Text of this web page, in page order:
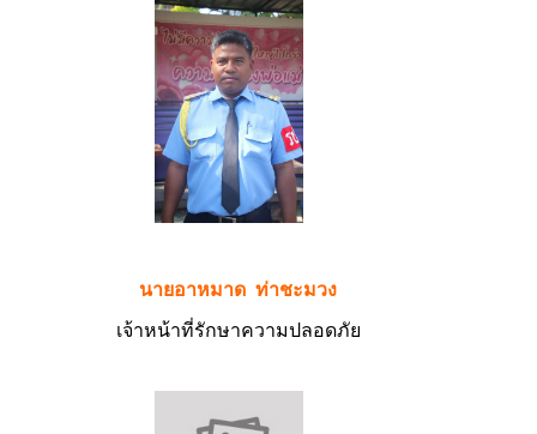
นายอาหมาด ท่าชะมวง
เจ้าหน้าที่รักษาความปลอดภัย